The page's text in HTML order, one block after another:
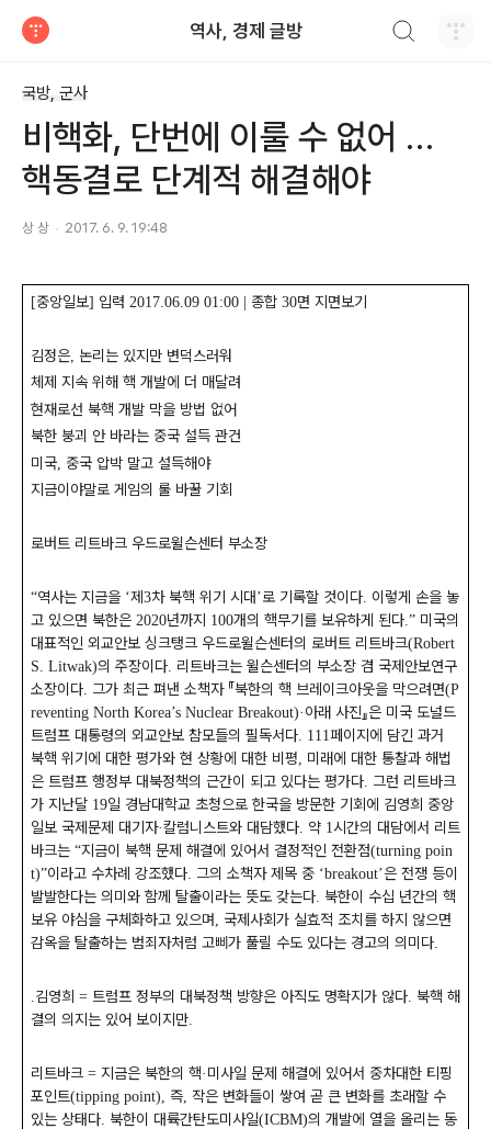
역사, 경제 글방
국방, 군사
비핵화, 단번에 이룰 수 없어 …
핵동결로 단계적 해결해야
상 상 2017. 6. 9. 19:48
[중앙일보] 입력 2017.06.09 01:00 | 종합 30면 지면보기
김정은, 논리는 있지만 변덕스러워
체제 지속 위해 핵 개발에 더 매달려
현재로선 북핵 개발 막을 방법 없어
북한 붕괴 안 바라는 중국 설득 관건
미국, 중국 압박 말고 설득해야
지금이야말로 게임의 룰 바꿀 기회
로버트 리트바크 우드로윌슨센터 부소장
“역사는 지금을 ‘제 3차 북핵 위기 시대 ’로 기록할 것이다. 이렇게 손을 놓
고 있으면 북한은 2020년까지 100개의 핵무기를 보유하게 된다.” 미국의
대표적인 외교안보 싱크탱크 우드로윌슨센터의 로버트 리트바크(Robert
S. Litwak)의 주장이다. 리트바크는 윌슨센터의 부소장 겸 국제안보연구
소장이다. 그가 최근 펴낸 소책자 『북한의 핵 브레이크아웃을 막으려면(P
reventing North Korea’s Nuclear Breakout)· 아래 사진』은 미국 도널드
트럼프 대통령의 외교안보 참모들의 필독서다. 111페이지에 담긴 과거
북핵 위기에 대한 평가와 현 상황에 대한 비평, 미래에 대한 통찰과 해법
은 트럼프 행정부 대북정책의 근간이 되고 있다는 평가다. 그런 리트바크
가 지난달 19일 경남대학교 초청으로 한국을 방문한 기회에 김영희 중앙
일보 국제문제 대기자·칼럼니스트와 대담했다. 약 1시간의 대담에서 리트
바크는 “지금이 북핵 문제 해결에 있어서 결정적인 전환점(turning poin
t)”이라고 수차례 강조했다. 그의 소책자 제목 중 ‘breakout’은 전쟁 등이
발발한다는 의미와 함께 탈출이라는 뜻도 갖는다. 북한이 수십 년간의 핵
보유 야심을 구체화하고 있으며 , 국제사회가 실효적 조치를 하지 않으면
감옥을 탈출하는 범죄자처럼 고삐가 풀릴 수도 있다는 경고의 의미다.
.김영희 = 트럼프 정부의 대북정책 방향은 아직도 명확지가 않다. 북핵 해
결의 의지는 있어 보이지만.
리트바크 = 지금은 북한의 핵· 미사일 문제 해결에 있어서 중차대한 티핑
포인트(tipping point), 즉, 작은 변화들이 쌓여 곧 큰 변화를 초래할 수
있는 상태다. 북한이 대륙간탄도미사일(ICBM)의 개발에 열을 올리는 동